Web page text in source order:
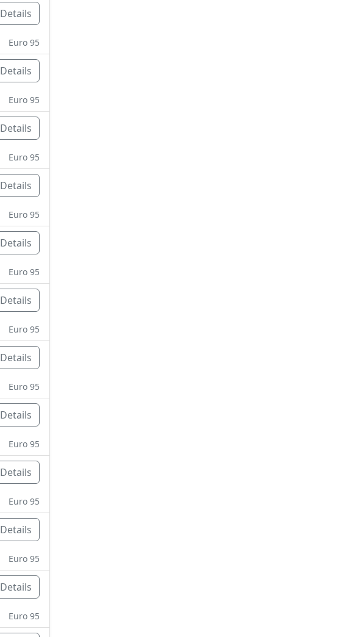
Details
Euro 95
Details
Euro 95
Details
Euro 95
Details
Euro 95
Details
Euro 95
Details
Euro 95
Details
Euro 95
Details
Euro 95
Details
Euro 95
Details
Euro 95
Details
Euro 95